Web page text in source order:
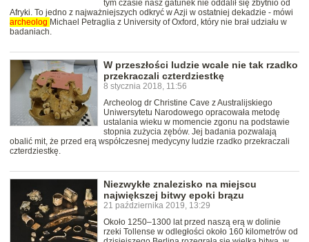
tym czasie nasz gatunek nie oddalił się zbytnio od
Afryki. To jedno z najważniejszych odkryć w Azji w ostatniej dekadzie - mówi
archeolog Michael Petraglia z University of Oxford, który nie brał udziału w
badaniach.
W przeszłości ludzie wcale nie tak rzadko
przekraczali czterdziestkę
8 stycznia 2018, 11:56
Archeolog dr Christine Cave z Australijskiego
Uniwersytetu Narodowego opracowała metodę
ustalania wieku w momencie zgonu na podstawie
stopnia zużycia zębów. Jej badania pozwalają
obalić mit, że przed erą współczesnej medycyny ludzie rzadko przekraczali
czterdziestkę.
Niezwykłe znalezisko na miejscu
największej bitwy epoki brązu
21 października 2019, 13:29
Około 1250–1300 lat przed naszą erą w dolinie
rzeki Tollense w odległości około 160 kilometrów od